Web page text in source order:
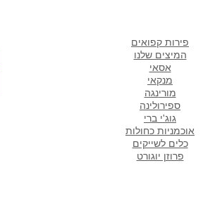
פירות קפואים
המיצים שלנו
אסאי
מנקאי
מורינגה
ספירולינה
גוג'י ברי
אוכמניות כחולות
כלים לשייקים
פרוזן יוגורט